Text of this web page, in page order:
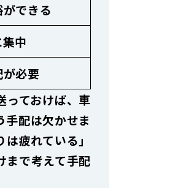
できる
中
必要
っておけば、車
手配は欠かせま
疲れている」
まで考えて手配